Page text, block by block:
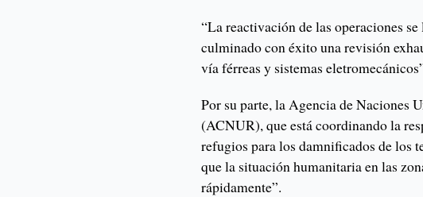
“La reactivación de las operaciones
culminado con éxito una revisión
vía férreas y sistemas
Por su parte, la Agencia de Naciones
(ACNUR), que está coordinando la
refugios para los damnificados de los
que la situación humanitaria en las
rápidamente”.